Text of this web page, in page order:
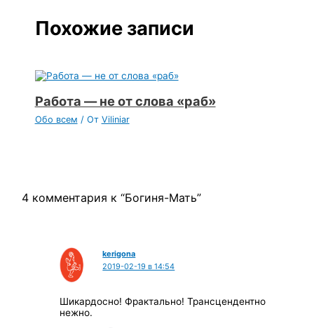
Похожие записи
Работа — не от слова «раб»
Обо всем / От Viliniar
4 комментария к “Богиня-Мать”
kerigona
2019-02-19 в 14:54
Шикардосно! Фрактально! Трансцендентно
нежно.